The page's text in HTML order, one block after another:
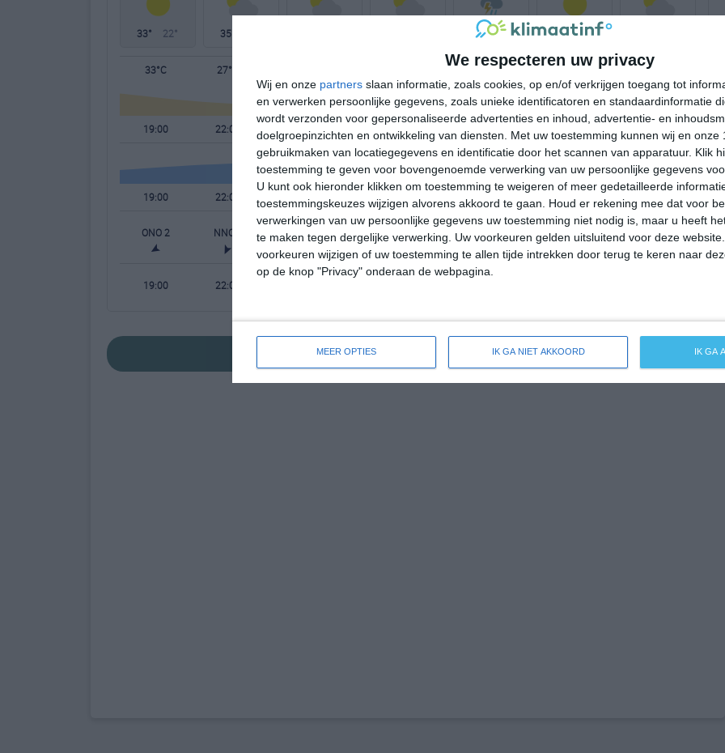
We respecteren uw privacy
Wij en onze partners slaan informatie, zoals cookies, op en/of verkrijgen toegang tot
en verwerken persoonlijke gegevens, zoals unieke identificatoren en standaardinformatie
wordt verzonden voor gepersonaliseerde advertenties en inhoud, advertentie- en
doelgroepinzichten en ontwikkeling van diensten.
Met uw toestemming kunnen wij en onze
gebruikmaken van locatiegegevens en identificatie door het scannen van apparatuur. Klik
toestemming te geven voor bovengenoemde verwerking van uw persoonlijke gegevens
U kunt ook hieronder klikken om toestemming te weigeren of meer gedetailleerde
toestemmingskeuzes wijzigen alvorens akkoord te gaan.
Houd er rekening mee dat voor
verwerkingen van uw persoonlijke gegevens uw toestemming niet nodig is, maar u heeft
te maken tegen dergelijke verwerking. Uw voorkeuren gelden uitsluitend voor deze
voorkeuren wijzigen of uw toestemming te allen tijde intrekken door terug te keren naar
op de knop "Privacy" onderaan de webpagina.
MEER OPTIES IK GA NIET AKKOORD IK GA
33° 22° 35° 32° 24° 36° 23°
33°C 27°C 22°C 27°C 33°C 35°C
19:00 22:00 01:00 04:00 10:00 16:00
19:00 22:00 01:00 04:00 10:00 16:00
ONO 2 NNO 1 NNW 1 NNW 1 NNW 1 ONO 2 ONO 2
19:00 22:00
bekijk de uitgebreide weersverwachting voor Giarole